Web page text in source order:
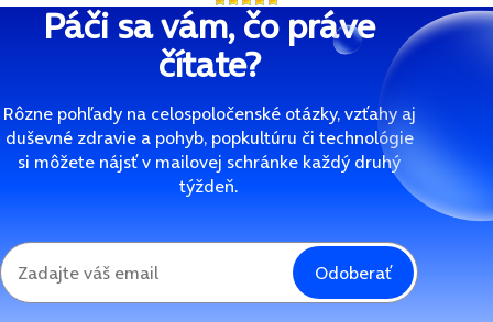
Páči sa vám, čo práve
čítate?
Rôzne pohľady na celospoločenské otázky, vzťahy aj
duševné zdravie a pohyb, popkultúru či technológie
si môžete nájsť v mailovej schránke každý druhý
týždeň.
Odoberať